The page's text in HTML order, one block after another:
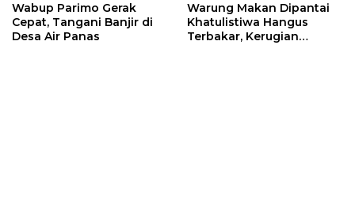
Wabup Parimo Gerak
Cepat, Tangani Banjir di
Desa Air Panas
Warung Makan Dipantai
Khatulistiwa Hangus
Terbakar, Kerugian